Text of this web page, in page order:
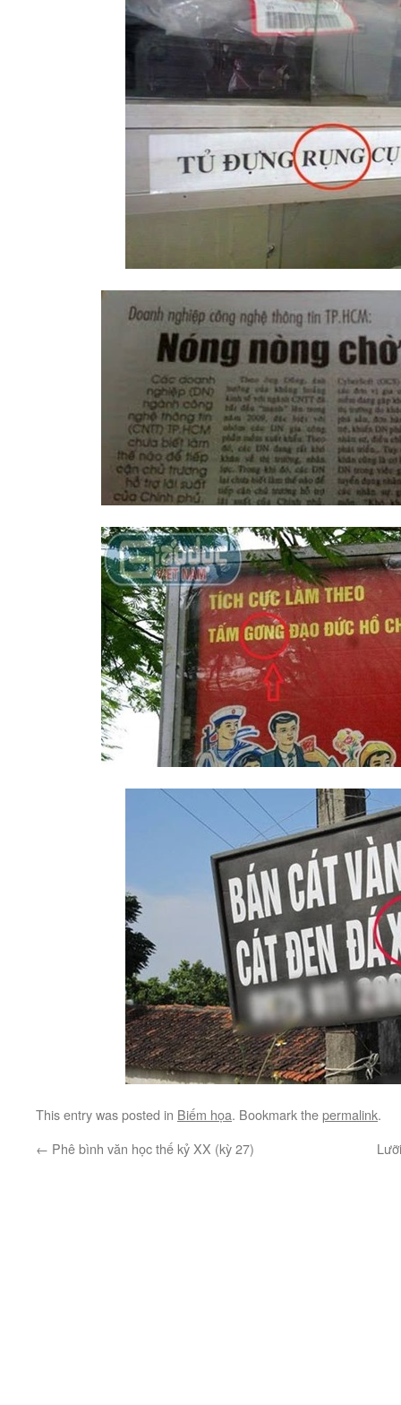
This entry was posted in Biếm họa. Bookmark thepermalink.
← Phê bình văn học thế kỷ XX (kỳ 27)